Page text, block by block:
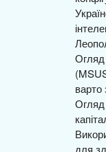
варто
для